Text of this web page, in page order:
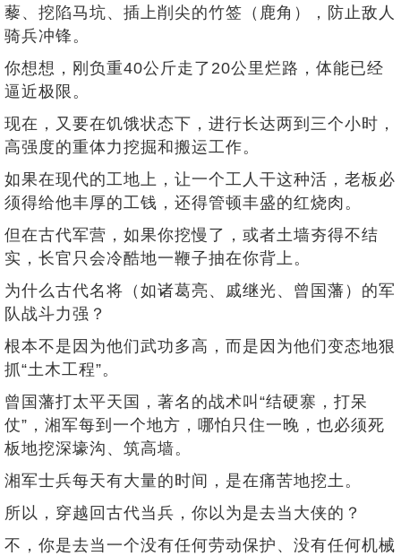
藜、挖陷马坑、插上削尖的竹签（鹿角），防止敌人
骑兵冲锋。
你想想，刚负重40公斤走了20公里烂路，体能已经
逼近极限。
现在，又要在饥饿状态下，进行长达两到三个小时，
高强度的重体力挖掘和搬运工作。
如果在现代的工地上，让一个工人干这种活，老板必
须得给他丰厚的工钱，还得管顿丰盛的红烧肉。
但在古代军营，如果你挖慢了，或者土墙夯得不结
实，长官只会冷酷地一鞭子抽在你背上。
为什么古代名将（如诸葛亮、戚继光、曾国藩）的军
队战斗力强？
根本不是因为他们武功多高，而是因为他们变态地狠
抓“土木工程”。
曾国藩打太平天国，著名的战术叫“结硬寨，打呆
仗”，湘军每到一个地方，哪怕只住一晚，也必须死
板地挖深壕沟、筑高墙。
湘军士兵每天有大量的时间，是在痛苦地挖土。
所以，穿越回古代当兵，你以为是去当大侠的？
不，你是去当一个没有任何劳动保护、没有任何机械